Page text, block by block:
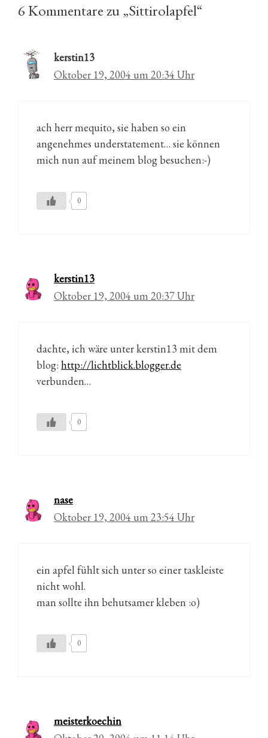
6 Kommentare zu „Sittirolapfel“
kerstin13
Oktober 19, 2004 um 20:34 Uhr
ach herr mequito, sie haben so ein
angenehmes understatement… sie können
mich nun auf meinem blog besuchen:-)
0
kerstin13
Oktober 19, 2004 um 20:37 Uhr
dachte, ich wäre unter kerstin13 mit dem
blog: http://lichtblick.blogger.de
verbunden…
0
nase
Oktober 19, 2004 um 23:54 Uhr
ein apfel fühlt sich unter so einer taskleiste
nicht wohl.
man sollte ihn behutsamer kleben :o)
0
meisterkoechin